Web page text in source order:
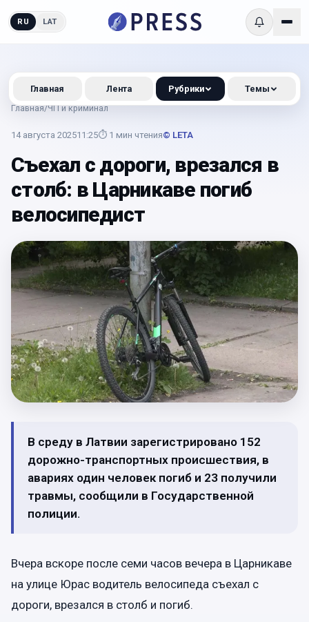
RU LAT
Главная/ЧП и криминал
14 августа 202511:25⏱ 1 мин чтения© LETA
Съехал с дороги, врезался в
столб: в Царникаве погиб
велосипедист
В среду в Латвии зарегистрировано 152
дорожно-транспортных происшествия, в
авариях один человек погиб и 23 получили
травмы, сообщили в Государственной
полиции.
Вчера вскоре после семи часов вечера в Царникаве
на улице Юрас водитель велосипеда съехал с
дороги, врезался в столб и погиб.
Главная Лента Рубрики Темы